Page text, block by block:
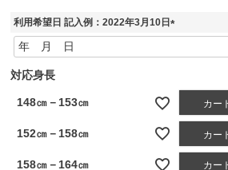
利用希望日 記入例：2022年3月10日
(
必
対応身長
148㎝－153㎝ カー
152㎝－158㎝ カー
158㎝－164㎝ カー